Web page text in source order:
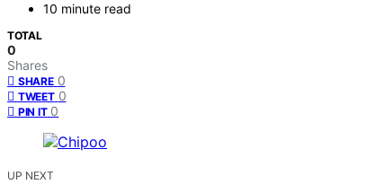
10 minute read
TOTAL
0
Shares
SHARE 0
TWEET 0
PIN IT 0
UP NEXT